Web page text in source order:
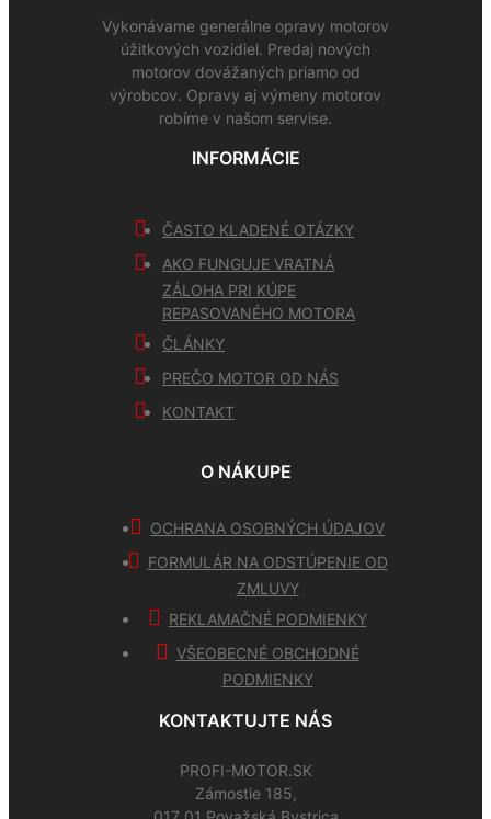
Vykonávame generálne opravy motorov
úžitkových vozidiel. Predaj nových
motorov dovážaných priamo od
výrobcov. Opravy aj výmeny motorov
robíme v našom servise.
INFORMÁCIE
ČASTO KLADENÉ OTÁZKY
AKO FUNGUJE VRATNÁ
ZÁLOHA PRI KÚPE
REPASOVANÉHO MOTORA
ČLÁNKY
PREČO MOTOR OD NÁS
KONTAKT
O NÁKUPE
OCHRANA OSOBNÝCH ÚDAJOV
FORMULÁR NA ODSTÚPENIE OD
ZMLUVY
REKLAMAČNÉ PODMIENKY
VŠEOBECNÉ OBCHODNÉ
PODMIENKY
KONTAKTUJTE NÁS
PROFI-MOTOR.SK
Zámostie 185,